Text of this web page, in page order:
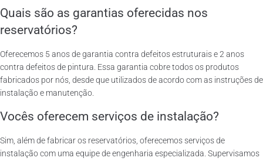
Quais são as garantias oferecidas nos
reservatórios?
Oferecemos 5 anos de garantia contra defeitos estruturais e 2 anos
contra defeitos de pintura. Essa garantia cobre todos os produtos
fabricados por nós, desde que utilizados de acordo com as instruções de
instalação e manutenção.
Vocês oferecem serviços de instalação?
Sim, além de fabricar os reservatórios, oferecemos serviços de
instalação com uma equipe de engenharia especializada. Supervisamos